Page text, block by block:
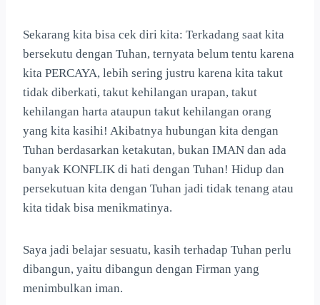
Sekarang kita bisa cek diri kita: Terkadang saat kita
bersekutu dengan Tuhan, ternyata belum tentu karena
kita PERCAYA, lebih sering justru karena kita takut
tidak diberkati, takut kehilangan urapan, takut
kehilangan harta ataupun takut kehilangan orang
yang kita kasihi! Akibatnya hubungan kita dengan
Tuhan berdasarkan ketakutan, bukan IMAN dan ada
banyak KONFLIK di hati dengan Tuhan! Hidup dan
persekutuan kita dengan Tuhan jadi tidak tenang atau
kita tidak bisa menikmatinya.
Saya jadi belajar sesuatu, kasih terhadap Tuhan perlu
dibangun, yaitu dibangun dengan Firman yang
menimbulkan iman.